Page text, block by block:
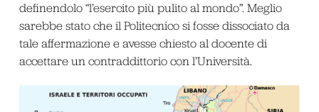
definendolo “l’esercito più pulito al mondo”. Meglio
sarebbe stato che il Politecnico si fosse dissociato da
tale affermazione e avesse chiesto al docente di
accettare un contraddittorio con l’Università.